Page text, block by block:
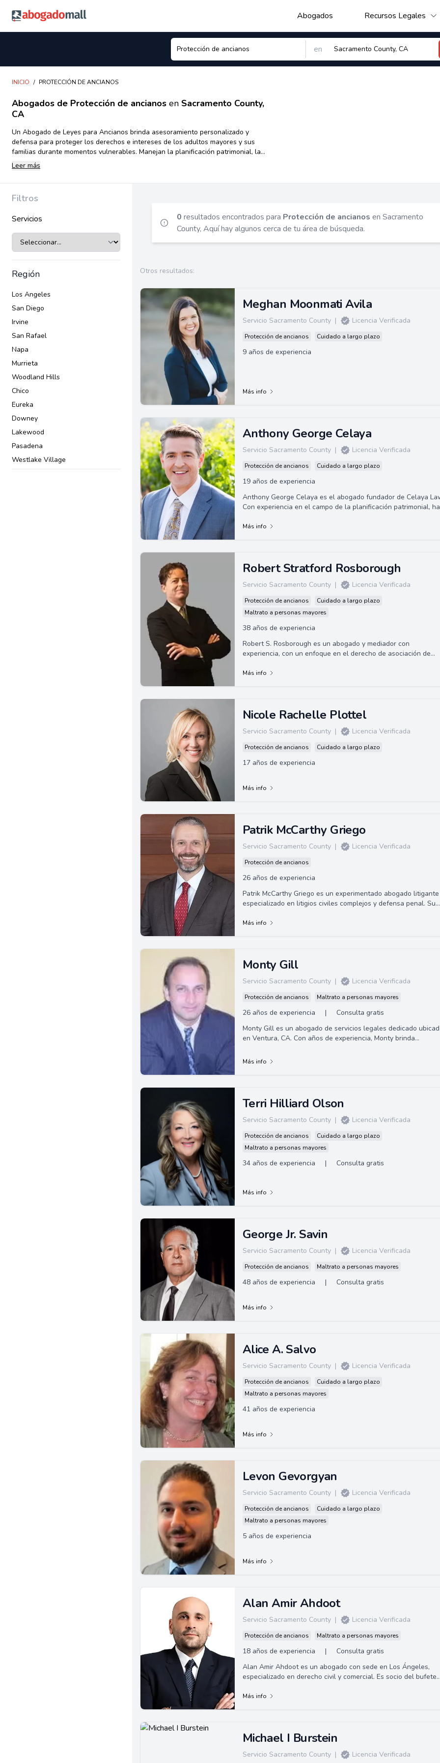
Abogadomall Abogados Recursos Legales
en
INICIO / PROTECCIÓN DE ANCIANOS
Abogados de Protección de ancianos en Sacramento County,
CA
Un Abogado de Leyes para Ancianos brinda asesoramiento personalizado y
defensa para proteger los derechos e intereses de los adultos mayores y sus
familias durante momentos vulnerables. Manejan la planificación patrimonial, la
planificación de Medicaid y cuidados a largo plazo, asuntos de tutela y curatela,
casos de abuso en hogares de ancianos, beneficios de Seguro Social y
discapacidad, discriminación por edad, abuso financiero a personas mayores y
ayudar a las personas mayores a tomar decisiones informadas, acceder a
respetados en asuntos de cuidado de la salud y distribución de bienes después
de su fallecimiento.
Leer más
Filtros
Servicios
Región
Los Angeles
San Diego
Irvine
San Rafael
Napa
Murrieta
Woodland Hills
Chico
Eureka
Downey
Lakewood
Pasadena
Westlake Village
0 resultados encontrados para Protección de ancianos en Sacramento
County, Aquí hay algunos cerca de tu área de búsqueda.
Otros resultados:
Meghan Moonmati Avila
Servicio Sacramento County | Licencia Verificada
Protección de ancianos Cuidado a largo plazo
9 años de experiencia
Más info
Anthony George Celaya
Servicio Sacramento County | Licencia Verificada
Protección de ancianos Cuidado a largo plazo
19 años de experiencia
Anthony George Celaya es el abogado fundador de Celaya
Con experiencia en el campo de la planificación patrimonial, ha
Más info
Robert Stratford Rosborough
Servicio Sacramento County | Licencia Verificada
Protección de ancianos
Cuidado a largo plazo
Maltrato a personas mayores
38 años de experiencia
Robert S. Rosborough es un abogado y mediador con
experiencia, con un enfoque en el derecho de asociación de
Más info
Nicole Rachelle Plottel
Servicio Sacramento County | Licencia Verificada
Protección de ancianos Cuidado a largo plazo
17 años de experiencia
Más info
Patrik McCarthy Griego
Servicio Sacramento County | Licencia Verificada
Protección de ancianos
26 años de experiencia
Patrik McCarthy Griego es un experimentado abogado litigante
especializado en litigios civiles complejos y defensa penal. Su
Más info
Monty Gill
Servicio Sacramento County | Licencia Verificada
Protección de ancianos Maltrato a personas mayores
26 años de experiencia |
Consulta gratis
Monty Gill es un abogado de servicios legales dedicado
en Ventura, CA. Con años de experiencia, Monty brinda
Más info
Terri Hilliard Olson
Servicio Sacramento County | Licencia Verificada
Protección de ancianos
Cuidado a largo plazo
Maltrato a personas mayores
34 años de experiencia | Consulta gratis
Más info
George Jr. Savin
Servicio Sacramento County | Licencia Verificada
Protección de ancianos Maltrato a personas mayores
48 años de experiencia | Consulta gratis
Más info
Alice A. Salvo
Servicio Sacramento County | Licencia Verificada
Protección de ancianos
Cuidado a largo plazo
Maltrato a personas mayores
41 años de experiencia
Más info
Levon Gevorgyan
Servicio Sacramento County | Licencia Verificada
Protección de ancianos
Cuidado a largo plazo
Maltrato a personas mayores
5 años de experiencia
Más info
Alan Amir Ahdoot
Servicio Sacramento County | Licencia Verificada
Protección de ancianos Maltrato a personas mayores
18 años de experiencia |
Consulta gratis
Alan Amir Ahdoot es un abogado con sede en Los Ángeles,
especializado en derecho civil y comercial. Es socio del bufete
Más info
Michael I Burstein
Servicio Sacramento County | Licencia Verificada